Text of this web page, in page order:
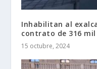
Inhabilitan al
contrato de 316 mil
15 octubre, 2024